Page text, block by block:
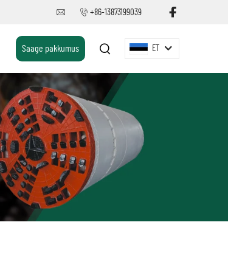
+86-13873199039
Saage pakkumus ET